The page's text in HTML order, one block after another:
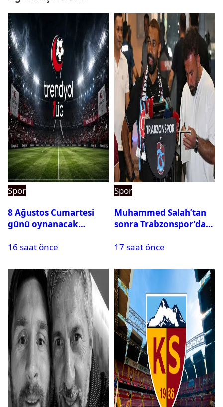
Spor
8 Ağustos Cumartesi
günü oynanacak
16 saat önce
Spor
Muhammed Salah’tan
sonra Trabzonspor’dan
17 saat önce